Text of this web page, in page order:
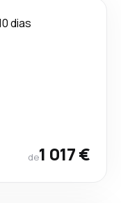
dias
de1 017 €